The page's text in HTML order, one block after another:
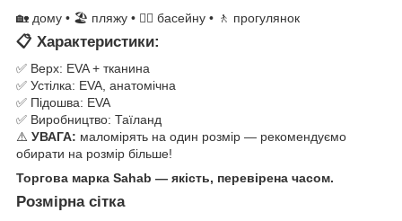
🏡 дому • 🏖️ пляжу • 🏊‍♂️ басейну • 🚶 прогулянок
📋 Характеристики:
✅ Верх: EVA + тканина
✅ Устілка: EVA, анатомічна
✅ Підошва: EVA
✅ Виробництво: Таїланд
⚠️ УВАГА: маломірять на один розмір — рекомендуємо
обирати на розмір більше!
Торгова марка Sahab — якість, перевірена часом.
Розмірна сітка